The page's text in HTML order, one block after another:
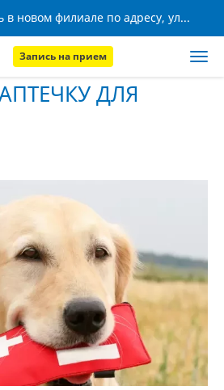
Будем рады вас видеть в новом филиале по адресу, ул. Кижеватова, 8!
Запись на прием
ДЛЯ